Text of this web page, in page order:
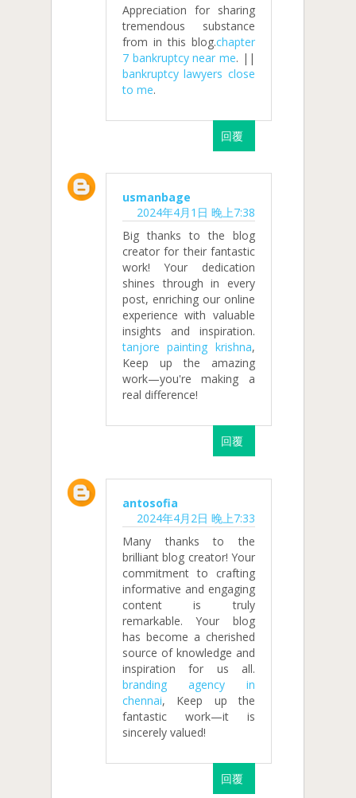
Appreciation for sharing
tremendous substance
from in this blog.chapter
7 bankruptcy near me. ||
bankruptcy lawyers close
to me.
回覆
usmanbage
2024年4月1日 晚上7:38
Big thanks to the blog
creator for their fantastic
work! Your dedication
shines through in every
post, enriching our online
experience with valuable
insights and inspiration.
tanjore painting krishna,
Keep up the amazing
work—you're making a
real difference!
回覆
antosofia
2024年4月2日 晚上7:33
Many thanks to the
brilliant blog creator! Your
commitment to crafting
informative and engaging
content is truly
remarkable. Your blog
has become a cherished
source of knowledge and
inspiration for us all.
branding agency in
chennai, Keep up the
fantastic work—it is
sincerely valued!
回覆